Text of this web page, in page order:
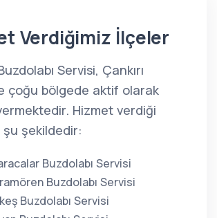
Verdiğimiz İlçeler
Servisi, Çankırı
çoğu bölgede aktif olarak
Hizmet verdiği
şekildedir:
Buzdolabı Servisi
Buzdolabı Servisi
Buzdolabı Servisi